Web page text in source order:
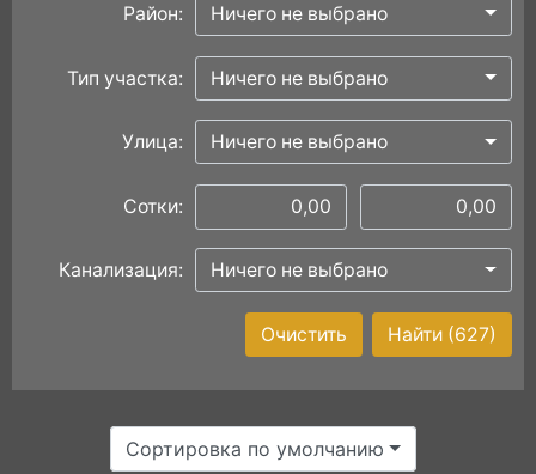
Район: Ничего не выбрано
Тип участка: Ничего не выбрано
Улица: Ничего не выбрано
Сотки:
Канализация: Ничего не выбрано
Найти (627)
Очистить
Сортировка по умолчанию